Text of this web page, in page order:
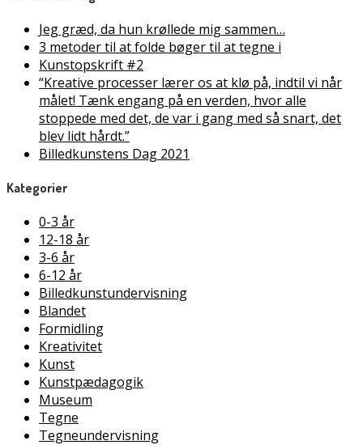
Jeg græd, da hun krøllede mig sammen…
3 metoder til at folde bøger til at tegne i
Kunstopskrift #2
“Kreative processer lærer os at klø på, indtil vi når
målet! Tænk engang på en verden, hvor alle
stoppede med det, de var i gang med så snart, det
blev lidt hårdt.”
Billedkunstens Dag 2021
Kategorier
0-3 år
12-18 år
3-6 år
6-12 år
Billedkunstundervisning
Blandet
Formidling
Kreativitet
Kunst
Kunstpædagogik
Museum
Tegne
Tegneundervisning